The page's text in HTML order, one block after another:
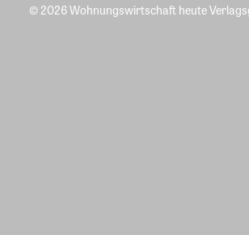
© 2026 Wohnungswirtschaft heute